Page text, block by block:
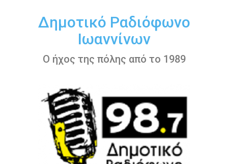
περιεχόμενοΔημοτικό Ραδιόφωνο
Ιωαννίνων
Ο ήχος της πόλης από το 1989